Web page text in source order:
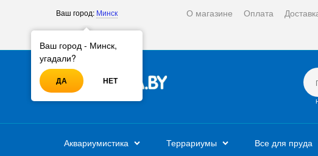
Ваш город: Минск О магазине Оплата
Аквариумистика Террариумы Все для пруда
Ваш город - Минск,
угадали?
ДА НЕТ